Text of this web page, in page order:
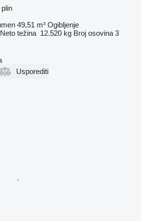
49,51 m³ Ogibljenje
Neto težina 12.520 kg Broj osovina 3
Usporediti